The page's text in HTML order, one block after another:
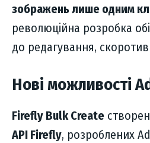
зображень лише одним
революційна розробка
до редагування,
Нові можливості
Firefly Bulk Create
API Firefly, розроблених